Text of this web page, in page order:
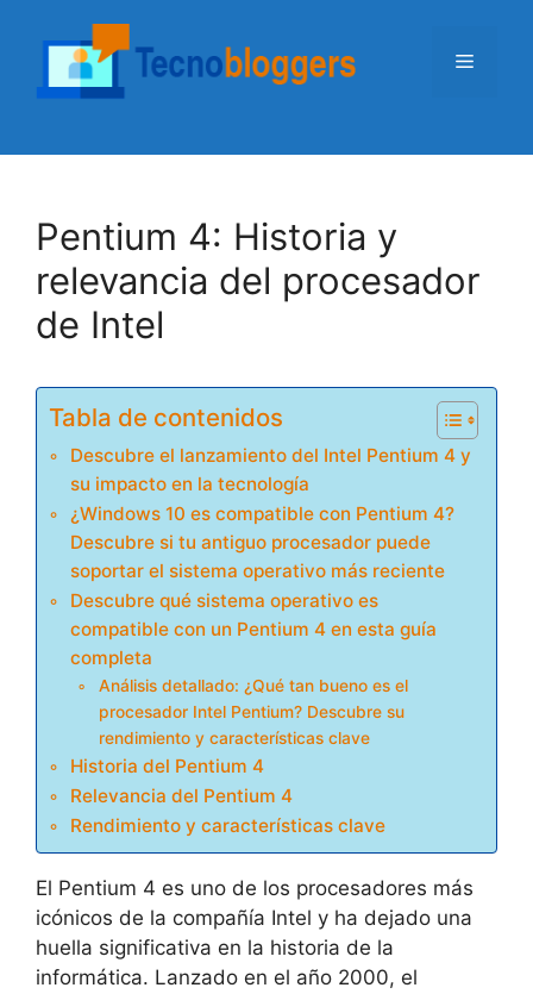
contenido
Menú
Pentium 4: Historia y
relevancia del procesador
de Intel
Tabla de contenidos
Descubre el lanzamiento del Intel Pentium 4 y
su impacto en la tecnología
¿Windows 10 es compatible con Pentium 4?
Descubre si tu antiguo procesador puede
soportar el sistema operativo más reciente
Descubre qué sistema operativo es
compatible con un Pentium 4 en esta guía
completa
Análisis detallado: ¿Qué tan bueno es el
procesador Intel Pentium? Descubre su
rendimiento y características clave
Historia del Pentium 4
Relevancia del Pentium 4
Rendimiento y características clave
El Pentium 4 es uno de los procesadores más
icónicos de la compañía Intel y ha dejado una
huella significativa en la historia de la
informática. Lanzado en el año 2000, el